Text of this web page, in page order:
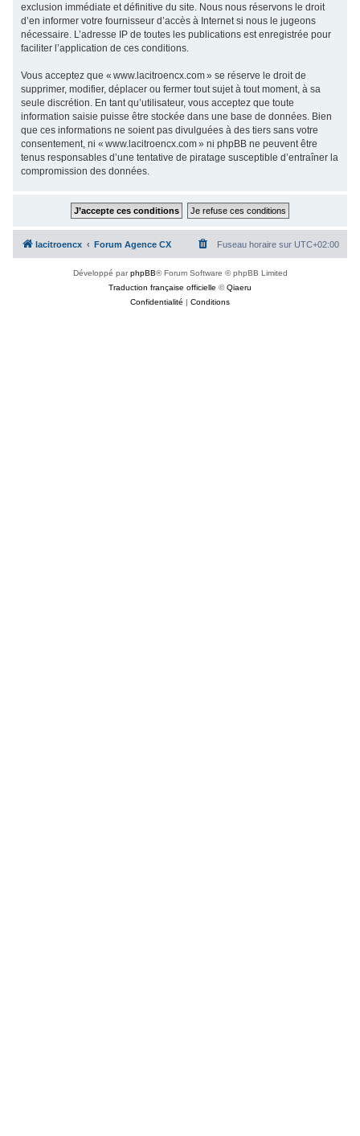
exclusion immédiate et définitive du site. Nous nous réservons le droit
d’en informer votre fournisseur d’accès à Internet si nous le jugeons
nécessaire. L’adresse IP de toutes les publications est enregistrée pour
faciliter l’application de ces conditions.
Vous acceptez que « www.lacitroencx.com » se réserve le droit de
supprimer, modifier, déplacer ou fermer tout sujet à tout moment, à sa
seule discrétion. En tant qu’utilisateur, vous acceptez que toute
information saisie puisse être stockée dans une base de données. Bien
que ces informations ne soient pas divulguées à des tiers sans votre
consentement, ni « www.lacitroencx.com » ni phpBB ne peuvent être
tenus responsables d’une tentative de piratage susceptible d’entraîner la
compromission des données.
lacitroencx Forum Agence CX Fuseau horaire sur UTC+02:00
Développé parphpBB® Forum Software © phpBB Limited
Traduction française officielle ©Qiaeru
Confidentialité | Conditions